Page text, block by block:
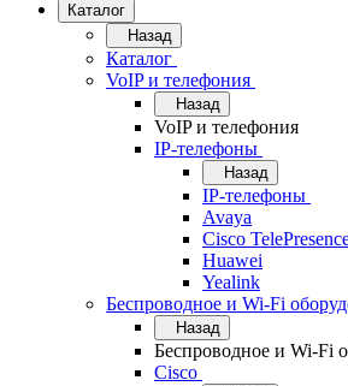
Каталог
Назад
Каталог
VoIP и телефония
Назад
VoIP и телефония
IP-телефоны
Назад
IP-телефоны
Avaya
Cisco
Huawei
Yealink
Беспроводное и Wi-Fi
Назад
Беспроводное и Wi-Fi
Cisco